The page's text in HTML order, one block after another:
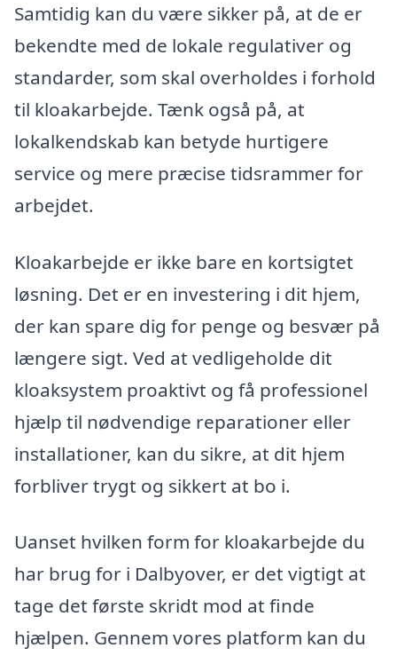
Samtidig kan du være sikker på, at de er
bekendte med de lokale regulativer og
standarder, som skal overholdes i forhold
til kloakarbejde. Tænk også på, at
lokalkendskab kan betyde hurtigere
service og mere præcise tidsrammer for
arbejdet.
Kloakarbejde er ikke bare en kortsigtet
løsning. Det er en investering i dit hjem,
der kan spare dig for penge og besvær på
længere sigt. Ved at vedligeholde dit
kloaksystem proaktivt og få professionel
hjælp til nødvendige reparationer eller
installationer, kan du sikre, at dit hjem
forbliver trygt og sikkert at bo i.
Uanset hvilken form for kloakarbejde du
har brug for i Dalbyover, er det vigtigt at
tage det første skridt mod at finde
hjælpen. Gennem vores platform kan du